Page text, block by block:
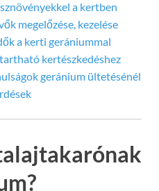
a kertben
megelőzése, kezelése
a kerti gerániummal
kertészkedéshez
geránium ültetésénél